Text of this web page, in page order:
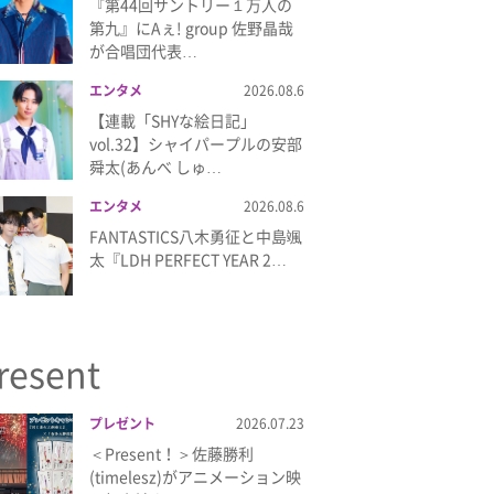
『第44回サントリー１万人の
第九』にAぇ! group 佐野晶哉
が合唱団代表…
エンタメ 2026.08.6
【連載「SHYな絵日記」
vol.32】シャイパープルの安部
舜太(あんべ しゅ…
エンタメ 2026.08.6
FANTASTICS八木勇征と中島颯
太『LDH PERFECT YEAR 2…
プレゼント 2026.07.23
＜Present！＞佐藤勝利
(timelesz)がアニメーション映